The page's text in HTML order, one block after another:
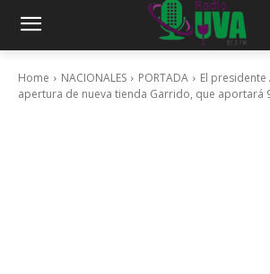
Home NACIONALES PORTADA
El
apertura de nueva tienda Garrido, que aportará